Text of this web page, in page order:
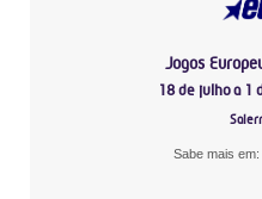
Jogos
18 de julho a 1
Sabe mais em: